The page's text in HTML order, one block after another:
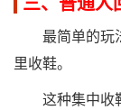
最简单的玩法
里收鞋。
这种集中收鞋